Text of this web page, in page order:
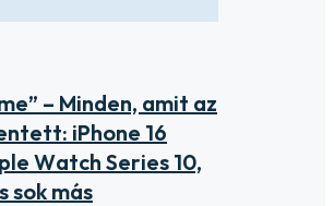
– Minden, amit az
iPhone 16
Watch Series 10,
sok más